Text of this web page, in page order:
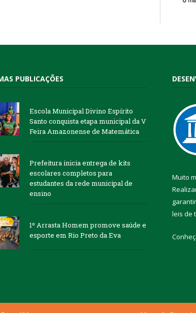
PUBLICAÇÕES
Escola Municipal Divino Espírito
Santo conquista etapa municipal da V
Feira Amazonense de Matemática
Prefeitura inicia entrega de kits
escolares completos para
estudantes da rede municipal de
ensino
1º Arrasta Homem promove saúde e
esporte em Rio Preto da Eva
Muito
leis de